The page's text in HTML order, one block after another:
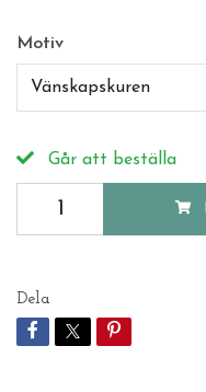
Motiv
Vänskapskuren
Går att beställa
Dela